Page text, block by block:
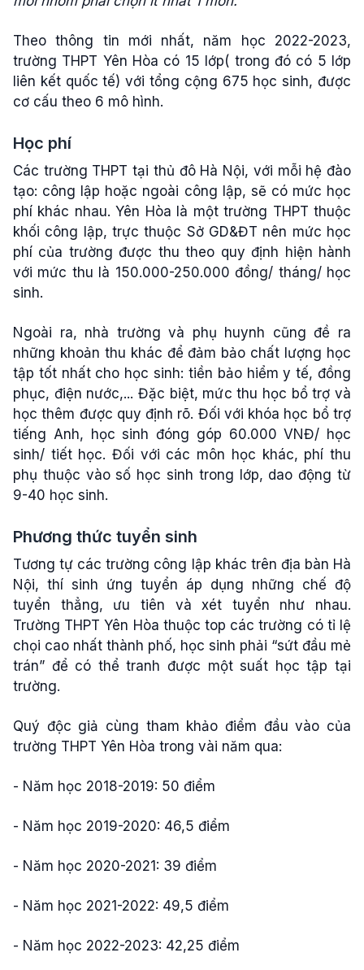
Theo thông tin mới nhất, năm học 2022-2023,
trường THPT Yên Hòa có 15 lớp( trong đó có 5 lớp
liên kết quốc tế) với tổng cộng 675 học sinh, được
cơ cấu theo 6 mô hình.
Học phí
Các trường THPT tại thủ đô Hà Nội, với mỗi hệ đào
tạo: công lập hoặc ngoài công lập, sẽ có mức học
phí khác nhau. Yên Hòa là một trường THPT thuộc
khối công lập, trực thuộc Sở GD&ĐT nên mức học
phí của trường được thu theo quy định hiện hành
với mức thu là 150.000-250.000 đồng/ tháng/ học
sinh.
Ngoài ra, nhà trường và phụ huynh cũng đề ra
những khoản thu khác để đảm bảo chất lượng học
tập tốt nhất cho học sinh: tiền bảo hiểm y tế, đồng
phục, điện nước,... Đặc biệt, mức thu học bổ trợ và
học thêm được quy định rõ. Đối với khóa học bổ trợ
tiếng Anh, học sinh đóng góp 60.000 VNĐ/ học
sinh/ tiết học. Đối với các môn học khác, phí thu
phụ thuộc vào số học sinh trong lớp, dao động từ
9-40 học sinh.
Phương thức tuyển sinh
Tương tự các trường công lập khác trên địa bàn Hà
Nội, thí sinh ứng tuyển áp dụng những chế độ
tuyển thẳng, ưu tiên và xét tuyển như nhau.
Trường THPT Yên Hòa thuộc top các trường có tỉ lệ
chọi cao nhất thành phố, học sinh phải “sứt đầu mẻ
trán” để có thể tranh được một suất học tập tại
trường.
Quý độc giả cùng tham khảo điểm đầu vào của
trường THPT Yên Hòa trong vài năm qua:
- Năm học 2018-2019: 50 điểm
- Năm học 2019-2020: 46,5 điểm
- Năm học 2020-2021: 39 điểm
- Năm học 2021-2022: 49,5 điểm
- Năm học 2022-2023: 42,25 điểm